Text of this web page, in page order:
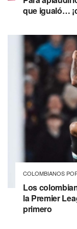
que igualó…
COLOMBIANOS
Los
la Premier
primero